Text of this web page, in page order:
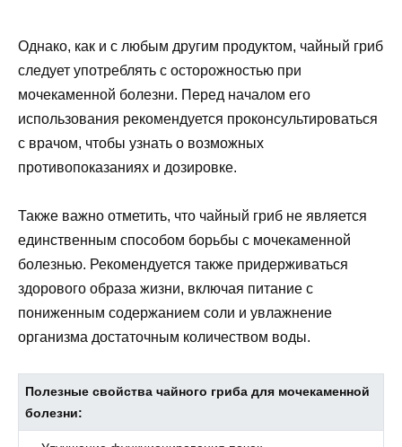
Однако, как и с любым другим продуктом, чайный гриб
следует употреблять с осторожностью при
мочекаменной болезни. Перед началом его
использования рекомендуется проконсультироваться
с врачом, чтобы узнать о возможных
противопоказаниях и дозировке.
Также важно отметить, что чайный гриб не является
единственным способом борьбы с мочекаменной
болезнью. Рекомендуется также придерживаться
здорового образа жизни, включая питание с
пониженным содержанием соли и увлажнение
организма достаточным количеством воды.
Полезные свойства чайного гриба для мочекаменной
болезни: